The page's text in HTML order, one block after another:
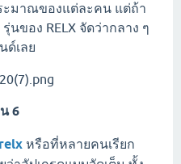
มาณของแต่ละคน แต่ถ้า
ของ RELX จัดว่ากลาง ๆ
ด์เลย
6
หรือที่หลายคนเรียก